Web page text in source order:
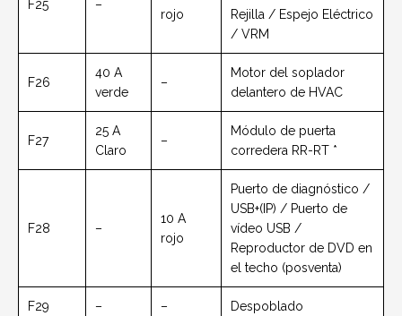
F25 –
rojo
Rejilla / Espejo Eléctrico
/ VRM
F26
40 A
verde
–
Motor del soplador
delantero de HVAC
F27
25 A
Claro
–
Módulo de puerta
corredera RR-RT *
F28 –
10 A
rojo
Puerto de diagnóstico /
USB+(IP) / Puerto de
vídeo USB /
Reproductor de DVD en
el techo (posventa)
F29 – – Despoblado